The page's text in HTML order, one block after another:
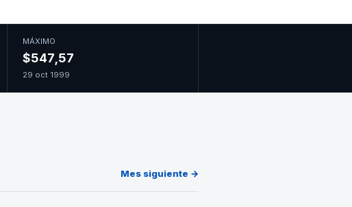
MÁXIMO
$547,57
29 oct 1999
Mes siguiente →